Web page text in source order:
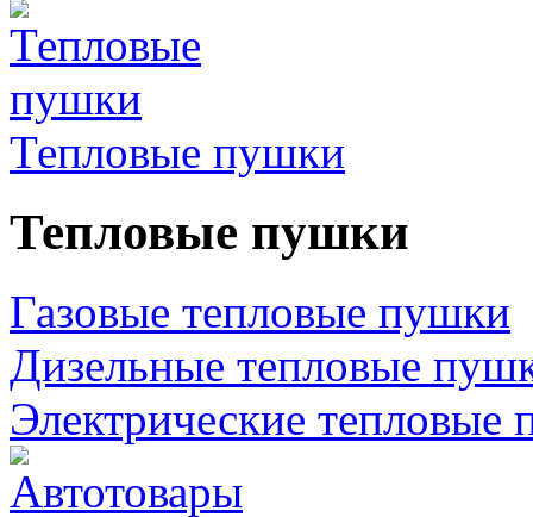
Тепловые пушки
Тепловые пушки
Газовые тепловые пушки
Дизельные тепловые
Электрические тепловые